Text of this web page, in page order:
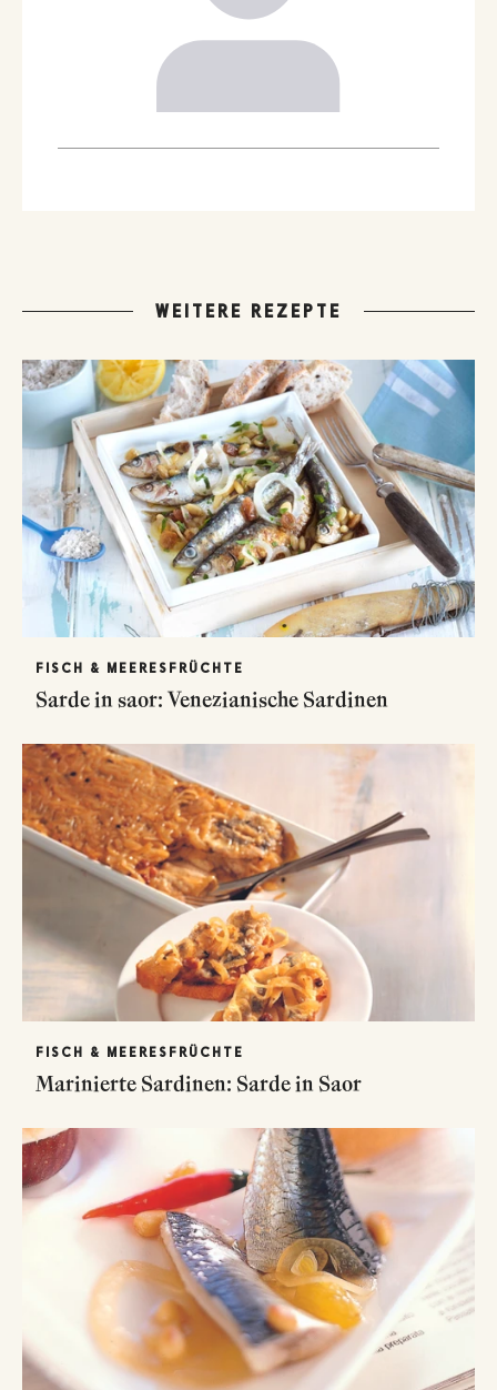
WEITERE REZEPTE
FISCH & MEERESFRÜCHTE
Sarde in saor: Venezianische Sardinen
FISCH & MEERESFRÜCHTE
Marinierte Sardinen: Sarde in Saor